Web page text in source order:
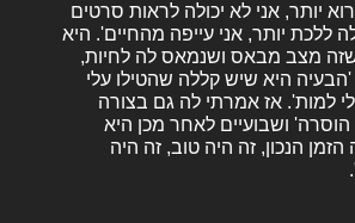
יותר, אני לא יכולה לראות סרטים
ללכת יותר, אני עייפה מהחיים'. היא
מצב מבאס ושנמאס לה לחיות,
'הבעיה היא שיש קללה שהטילו עלי
למות'. אז אמרתי לה גם בצורה
ושבועיים לאחר מכן היא
הנכון, זה היה טוב, זה היה